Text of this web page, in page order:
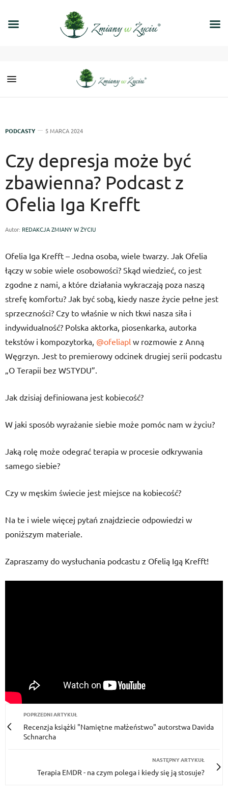
PODCASTY 5 MARCA 2024
Czy depresja może być
zbawienna? Podcast z
Ofelia Iga Krefft
Autor: REDAKCJA ZMIANY W ŻYCIU
Ofelia Iga Krefft – Jedna osoba, wiele twarzy. Jak Ofelia
łączy w sobie wiele osobowości? Skąd wiedzieć, co jest
zgodne z nami, a które działania wykraczają poza naszą
strefę komfortu? Jak być sobą, kiedy nasze życie pełne jest
sprzeczności? Czy to właśnie w nich tkwi nasza siła i
indywidualność? Polska aktorka, piosenkarka, autorka
tekstów i kompozytorka, @ofeliapl w rozmowie z Anną
Węgrzyn. Jest to premierowy odcinek drugiej serii podcastu
„O Terapii bez WSTYDU”.
Jak dzisiaj definiowana jest kobiecość?
W jaki sposób wyrażanie siebie może pomóc nam w życiu?
Jaką rolę może odegrać terapia w procesie odkrywania
samego siebie?
Czy w męskim świecie jest miejsce na kobiecość?
Na te i wiele więcej pytań znajdziecie odpowiedzi w
poniższym materiale.
Zapraszamy do wysłuchania podcastu z Ofelią Igą Krefft!
POPRZEDNI ARTYKUŁ
Recenzja książki "Namiętne małżeństwo" autorstwa Davida
Schnarcha
NASTĘPNY ARTYKUŁ
Terapia EMDR - na czym polega i kiedy się ją stosuje?